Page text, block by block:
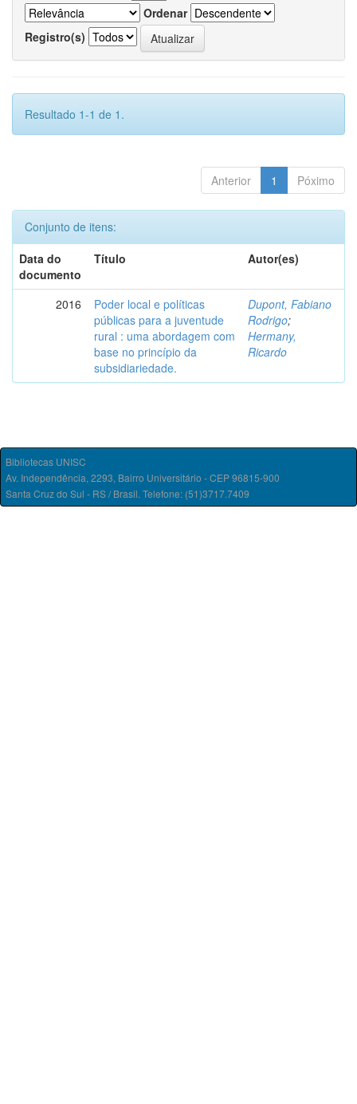
Ordenar
Registro(s)
Resultado 1-1 de 1.
Anterior 1 Póximo
Conjunto de itens:
Data do
documento
Título Autor(es)
2016
Poder local e políticas
públicas para a juventude
rural : uma abordagem com
base no princípio da
subsidiariedade.
Dupont, Fabiano
Rodrigo;
Hermany,
Ricardo
Bibliotecas UNISC
Av. Independência, 2293, Bairro Universitário - CEP 96815-900
Santa Cruz do Sul - RS / Brasil. Telefone: (51)3717.7409